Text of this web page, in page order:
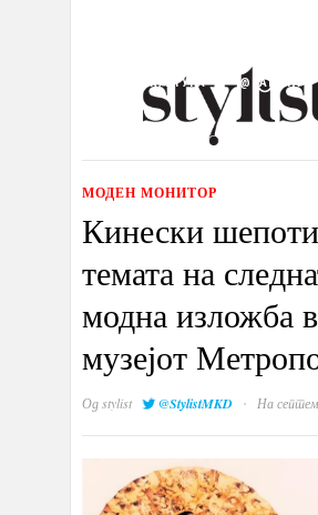
КУЛТУРА @РАБОТА
ИЗЛОГ
МОДЕН МОНИТОР
Кинески
темата на
модна изложба
музејот
Одstylist @StylistMKD · На